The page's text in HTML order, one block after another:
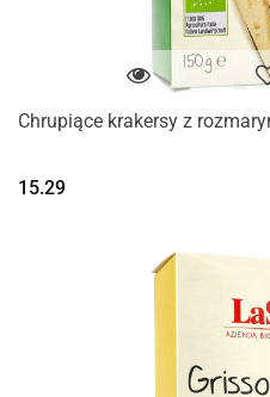
Chrupiące krakersy z
15.29